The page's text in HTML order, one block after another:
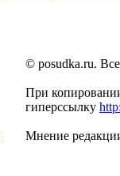
© posudka.ru.
При
гиперссылку
Мнение